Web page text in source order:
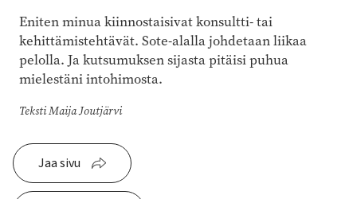
Eniten minua kiinnostaisivat konsultti- tai
kehittämistehtävät. Sote-alalla johdetaan liikaa
pelolla. Ja kutsumuksen sijasta pitäisi puhua
mielestäni intohimosta.
Teksti Maija Joutjärvi
Jaa sivu